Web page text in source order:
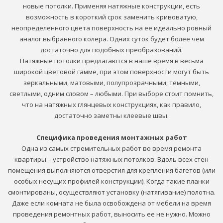
новые потолки. Применяя натяжные конструкции, есть
возможность в короткий срок заменить кривоватую,
неопределенного цвета поверхность на ее идеально ровный
аналог выбранного колера. Одних суток будет более чем
достаточно для подобных преобразований.
Натяжные потолки предлагаются в наше время в весьма
широкой цветовой гамме, при этом поверхности могут быть
зеркальными, матовыми, полупрозрачными, темными,
светлыми, одним словом – любыми. При выборе стоит помнить,
что на натяжных глянцевых конструкциях, как правило,
достаточно заметны клеевые швы.
Специфика проведения монтажных работ
Одна из самых стремительных работ во время ремонта
квартиры – устройство натяжных потолков. Вдоль всех стен
помещения выполняются отверстия для крепления багетов (или
особых несущих профилей конструкции). Когда такие планки
смонтированы, осуществляют установку (натягивание) полотна.
Даже если комната не была освобождена от мебели на время
проведения ремонтных работ, выносить ее не нужно. Можно